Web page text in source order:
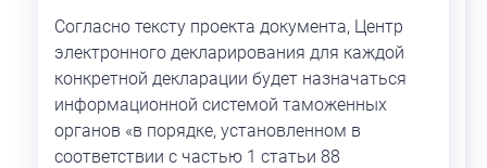
Согласно тексту проекта документа, Центр
электронного декларирования для каждой
конкретной декларации будет назначаться
информационной системой таможенных
органов «в порядке, установленном в
соответствии с частью 1 статьи 88